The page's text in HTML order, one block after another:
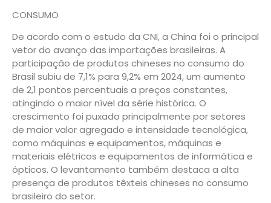
CONSUMO
De acordo com o estudo da CNI, a China foi o principal
vetor do avanço das importações brasileiras. A
participação de produtos chineses no consumo do
Brasil subiu de 7,1% para 9,2% em 2024, um aumento
de 2,1 pontos percentuais a preços constantes,
atingindo o maior nível da série histórica. O
crescimento foi puxado principalmente por setores
de maior valor agregado e intensidade tecnológica,
como máquinas e equipamentos, máquinas e
materiais elétricos e equipamentos de informática e
ópticos. O levantamento também destaca a alta
presença de produtos têxteis chineses no consumo
brasileiro do setor.